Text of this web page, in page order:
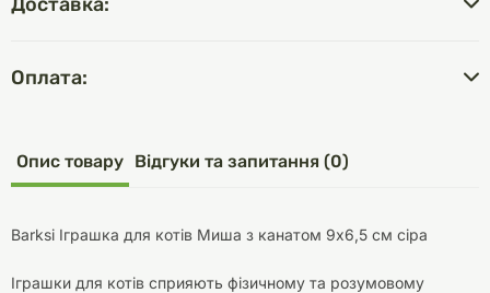
Оплата:
Опис товару Відгуки та запитання (0)
Barksi Іграшка для котів Миша з канатом 9х6,5 см сіра
Іграшки для котів сприяють фізичному та розумовому